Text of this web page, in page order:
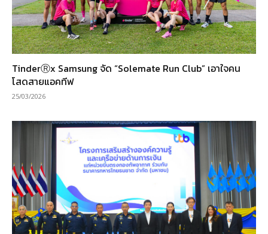
TinderⓇx Samsung จัด “Solemate Run Club” เอาใจคน
โสดสายแอคทีฟ
25/03/2026